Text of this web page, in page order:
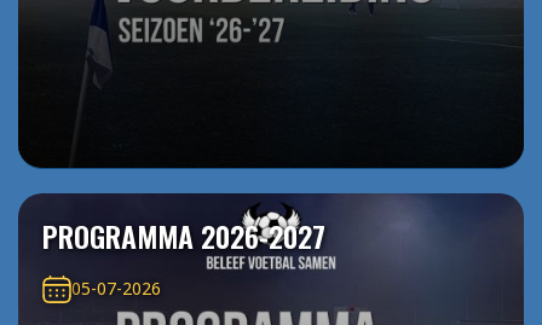
PROGRAMMA 2026-2027
05-07-2026